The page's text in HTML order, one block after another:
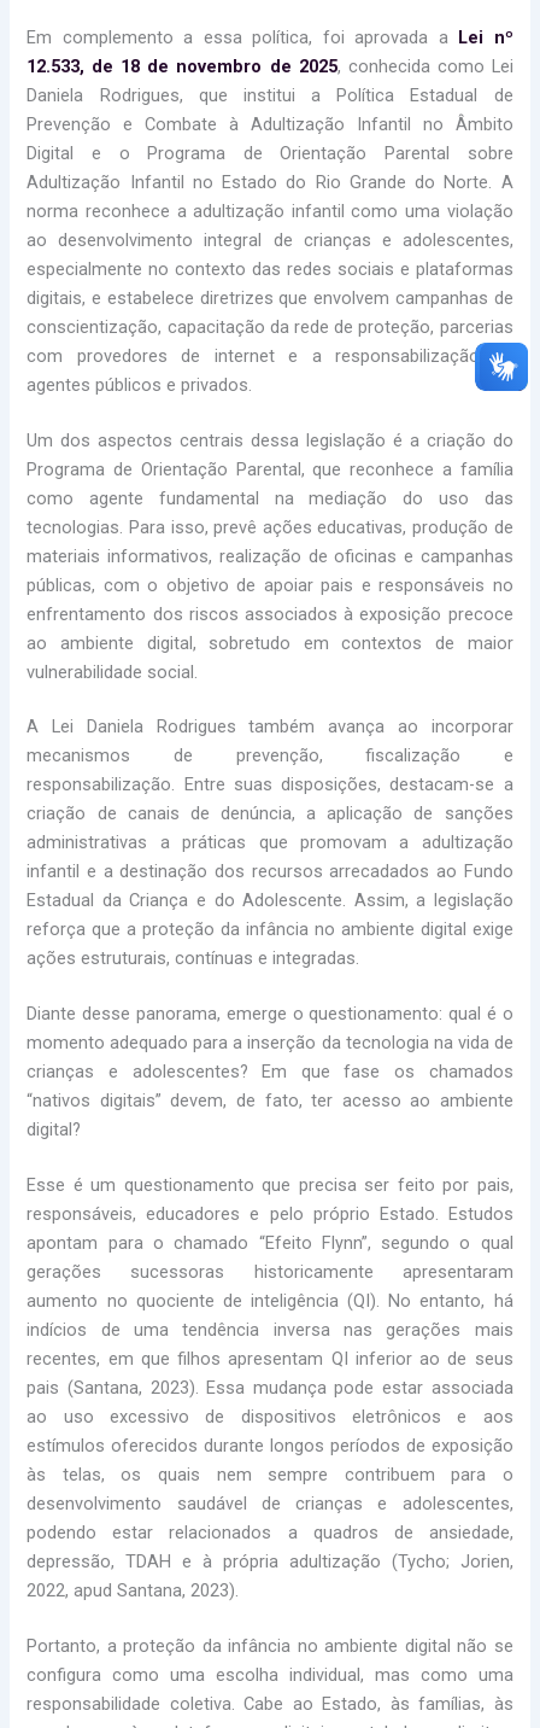
Em complemento a essa política, foi aprovada a Lei nº
12.533, de 18 de novembro de 2025, conhecida como Lei
Daniela Rodrigues, que institui a Política Estadual de
Prevenção e Combate à Adultização Infantil no Âmbito
Digital e o Programa de Orientação Parental sobre
Adultização Infantil no Estado do Rio Grande do Norte. A
norma reconhece a adultização infantil como uma violação
ao desenvolvimento integral de crianças e adolescentes,
especialmente no contexto das redes sociais e plataformas
digitais, e estabelece diretrizes que envolvem campanhas de
conscientização, capacitação da rede de proteção, parcerias
com provedores de internet e a responsabilização de
agentes públicos e privados.
Um dos aspectos centrais dessa legislação é a criação do
Programa de Orientação Parental, que reconhece a família
como agente fundamental na mediação do uso das
tecnologias. Para isso, prevê ações educativas, produção de
materiais informativos, realização de oficinas e campanhas
públicas, com o objetivo de apoiar pais e responsáveis no
enfrentamento dos riscos associados à exposição precoce
ao ambiente digital, sobretudo em contextos de maior
vulnerabilidade social.
A Lei Daniela Rodrigues também avança ao incorporar
mecanismos de prevenção, fiscalização e
responsabilização. Entre suas disposições, destacam-se a
criação de canais de denúncia, a aplicação de sanções
administrativas a práticas que promovam a adultização
infantil e a destinação dos recursos arrecadados ao Fundo
Estadual da Criança e do Adolescente. Assim, a legislação
reforça que a proteção da infância no ambiente digital exige
ações estruturais, contínuas e integradas.
Diante desse panorama, emerge o questionamento: qual é o
momento adequado para a inserção da tecnologia na vida de
crianças e adolescentes? Em que fase os chamados
“nativos digitais” devem, de fato, ter acesso ao ambiente
digital?
Esse é um questionamento que precisa ser feito por pais,
responsáveis, educadores e pelo próprio Estado. Estudos
apontam para o chamado “Efeito Flynn”, segundo o qual
gerações sucessoras historicamente apresentaram
aumento no quociente de inteligência (QI). No entanto, há
indícios de uma tendência inversa nas gerações mais
recentes, em que filhos apresentam QI inferior ao de seus
pais (Santana, 2023). Essa mudança pode estar associada
ao uso excessivo de dispositivos eletrônicos e aos
estímulos oferecidos durante longos períodos de exposição
às telas, os quais nem sempre contribuem para o
desenvolvimento saudável de crianças e adolescentes,
podendo estar relacionados a quadros de ansiedade,
depressão, TDAH e à própria adultização (Tycho; Jorien,
2022, apud Santana, 2023).
Portanto, a proteção da infância no ambiente digital não se
configura como uma escolha individual, mas como uma
responsabilidade coletiva. Cabe ao Estado, às famílias, às